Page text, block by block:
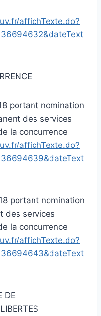
affichTexte.do?
portant nomination
des services
la concurrence
affichTexte.do?
portant nomination
des services
la concurrence
affichTexte.do?
DE